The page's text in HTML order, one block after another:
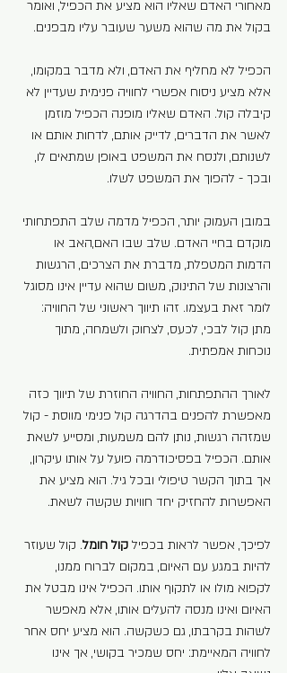
מאחורי האדם שאליו הוא מציע את הכפיל, ואומר
בקול את מה שהוא משער שעובר עליו מבפנים.
הכפיל לא מחליף את האדם, ולא מדבר במקומו,
אלא מציע ניסוח אפשרי לחוויה פנימית שעדיין לא
קיבלה קול. האדם שאליו מופנה הכפיל מוזמן
לאשר את הדברים, לדייק אותם, לדחות אותם או
לשנותם, ולנסח את המשפט באופן שמתאים לו,
ובכך - להפוך את המשפט לשלו.
במובן העמוק יותר, הכפיל מדמה שלב התפתחותי
מוקדם בחיי האדם. שלב שבו האם,האב או
הדמות המטפלת, מדברת את הצרכים, הרגשות
והרצונות של התינוק, משום שהוא עדיין אינו מסוגל
לומר זאת בעצמו. זהו תיווך ראשוני של החוויה:
מתן קול לבכי, לכעס, לצחוק ולשמחה, מתוך
נוכחות אמפתית.
לאורך ההתפתחות, החוויה החוזרת של תיווך כזה
מאפשרת להפנים בהדרגה קול פנימי מווסת - קול
שמזהה רגשות, נותן להם משמעות, ומסייע לשאת
אותם. הכפיל בפסיכודרמה פועל על אותו עיקרון,
אך בתוך הקשר טיפולי ובכל גיל. הוא מציע את
האפשרות להחזיק יחד חוויות שקשה לשאת.
לפיכך, אפשר לראות בכפיל קול חומל. קול שעוזר
להיות במגע עם האיום, במקום לברוח ממנו,
לקפוא מולו או לתקוף אותו. הכפיל אינו מבטל את
האיום ואינו מנסה להעלים אותו, אלא מאפשר
לשהות בקרבתו, גם כשקשה. הוא מציע יחס אחר
לחוויה המאיימת: יחס שמכיר בקושי, אך אינו